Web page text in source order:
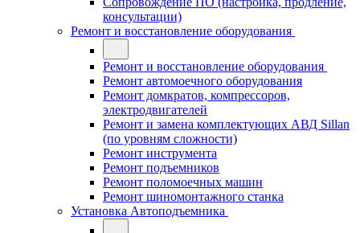
консультации)
Ремонт и восстановление оборудования
Ремонт и восстановление оборудования
Ремонт автомоечного оборудования
Ремонт домкратов, компрессоров,
электродвигателей
Ремонт и замена комплектующих АВД Sillan
(по уровням сложности)
Ремонт инструмента
Ремонт подъемников
Ремонт поломоечных машин
Ремонт шиномонтажного станка
Установка Автоподъемника